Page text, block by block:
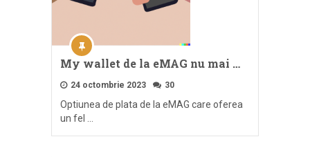
My wallet de la eMAG nu mai …
24 octombrie 2023 30
Optiunea de plata de la eMAG care oferea
un fel …